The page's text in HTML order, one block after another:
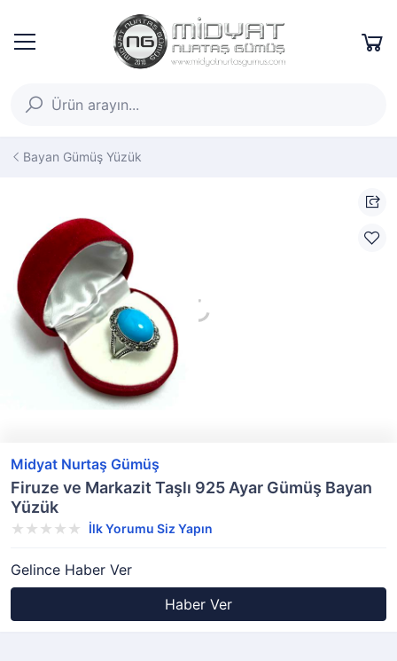
Bayan Gümüş Yüzük
Midyat Nurtaş Gümüş
Firuze ve Markazit Taşlı 925 Ayar Gümüş Bayan
Yüzük
İlk Yorumu Siz Yapın
Gelince Haber Ver
Haber Ver